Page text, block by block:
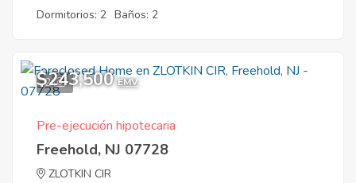
Dormitorios: 2 Baños: 2
2
$243,500 EMV
Pre-ejecución hipotecaria
Freehold, NJ 07728
ZLOTKIN CIR